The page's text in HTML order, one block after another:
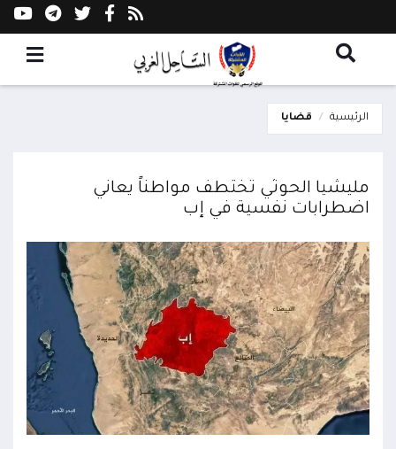
الرئيسية قضايا
مليشيا الحوثي تختطف مواطناً يعاني
اضطرابات نفسية في إب